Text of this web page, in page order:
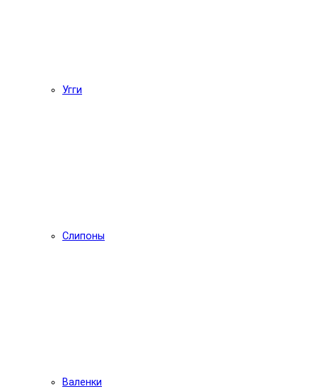
Угги
Слипоны
Валенки